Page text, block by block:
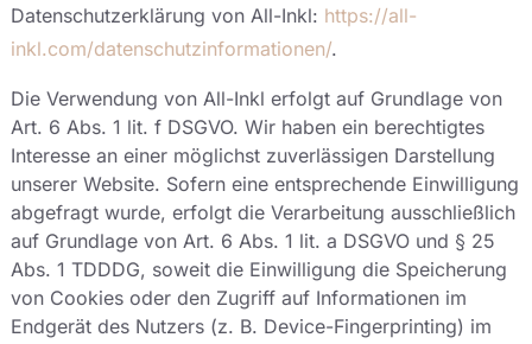
Datenschutzerklärung von All-Inkl: https://all-
inkl.com/datenschutzinformationen/.
Die Verwendung von All-Inkl erfolgt auf Grundlage von
Art. 6 Abs. 1 lit. f DSGVO. Wir haben ein berechtigtes
Interesse an einer möglichst zuverlässigen Darstellung
unserer Website. Sofern eine entsprechende Einwilligung
abgefragt wurde, erfolgt die Verarbeitung ausschließlich
auf Grundlage von Art. 6 Abs. 1 lit. a DSGVO und § 25
Abs. 1 TDDDG, soweit die Einwilligung die Speicherung
von Cookies oder den Zugriff auf Informationen im
Endgerät des Nutzers (z. B. Device-Fingerprinting) im